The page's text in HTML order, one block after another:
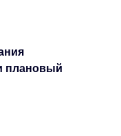
плановый